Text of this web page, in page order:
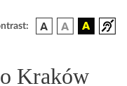
Kraków